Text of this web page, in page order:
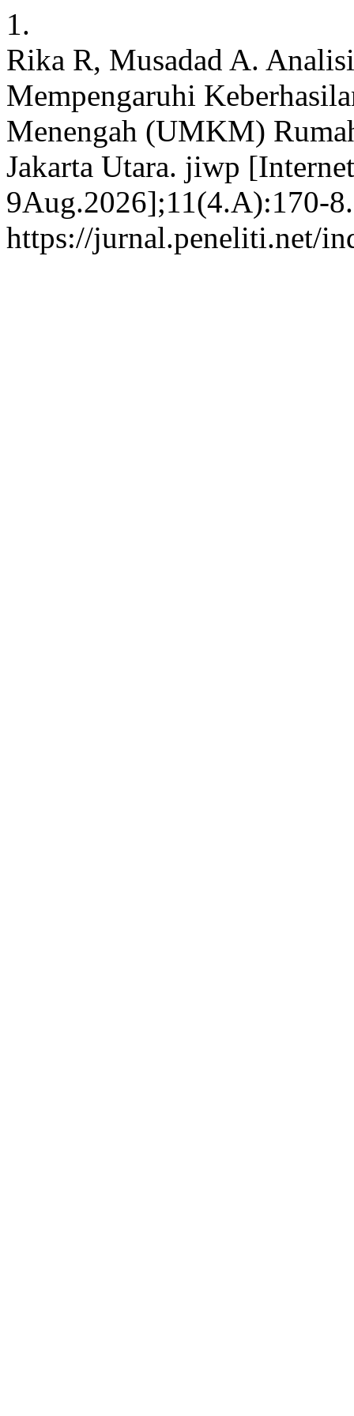
1.
Rika R, Musadad A.
Mempengaruhi
Menengah (UMKM)
Jakarta Utara. jiwp
9Aug.2026];11(4.A):170-
https://jurnal.peneliti.net/